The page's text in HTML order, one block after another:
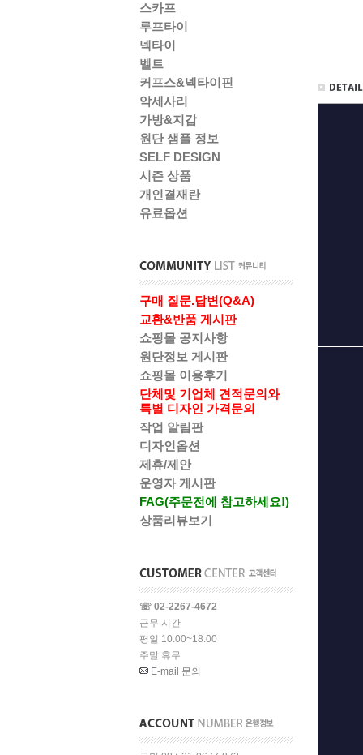
스카프
루프타이
넥타이
벨트
커프스&넥타이핀
악세사리
가방&지갑
원단 샘플 정보
SELF DESIGN
시즌 상품
개인결재란
유료옵션
구매 질문.답변(Q&A)
교환&반품 게시판
쇼핑몰 공지사항
원단정보 게시판
쇼핑몰 이용후기
단체및 기업체 견적문의와
특별 디자인 가격문의
작업 알림판
디자인옵션
제휴/제안
운영자 게시판
FAG(주문전에 참고하세요!)
상품리뷰보기
☏ 02-2267-4672
근무 시간
평일 10:00~18:00
주말 휴무
E-mail 문의